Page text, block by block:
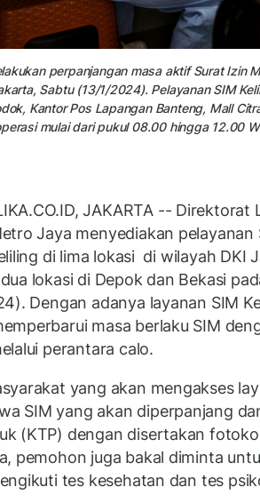
perpanjangan masa aktif Surat Izin
Sabtu (13/1/2024). Pelayanan SIM
Kantor Pos Lapangan Banteng, Mall
mulai dari pukul 08.00 hingga 12.00
JAKARTA -- Direktorat
Jaya menyediakan
di lima lokasi di wilayah DKI
lokasi di Depok dan Bekasi
Dengan adanya layanan SIM
masa berlaku SIM
perantara calo.
yang akan mengakses
SIM yang akan diperpanjang
(KTP) dengan disertakan
pemohon juga bakal diminta
tes kesehatan dan tes